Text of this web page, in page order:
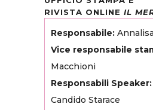
RIVISTA ONLINE IL
Responsabile:
Vice responsabile
Macchioni
Responsabili Speaker:
Candido Starace